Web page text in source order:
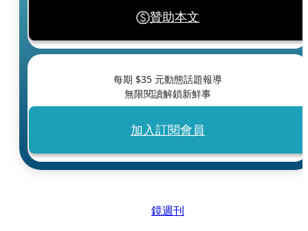
贊助本文
每期 $35 元動態話題報導
無限閱讀解鎖新鮮事
加入訂閱會員
鏡週刊